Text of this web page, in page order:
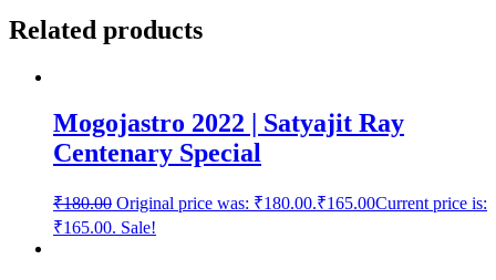
Related products
Mogojastro 2022 | Satyajit Ray
Centenary Special
₹180.00 Original price was: ₹180.00.₹165.00Current price is:
₹165.00. Sale!